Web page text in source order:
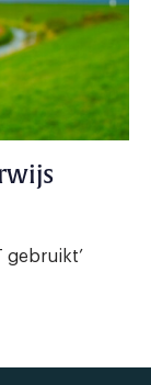
gebruikt’